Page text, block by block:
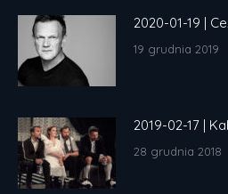
2020-01-19 |
19 grudnia 2019
2019-02-17 |
28 grudnia 2018